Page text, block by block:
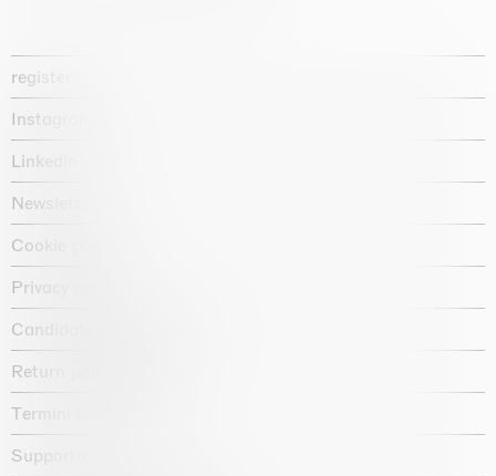
register
Instagram
Linkedin
Newsletter
Cookie policy
Privacy policy
Candidate privacy notice
Return policy shop
Termini e condizioni
Supporto